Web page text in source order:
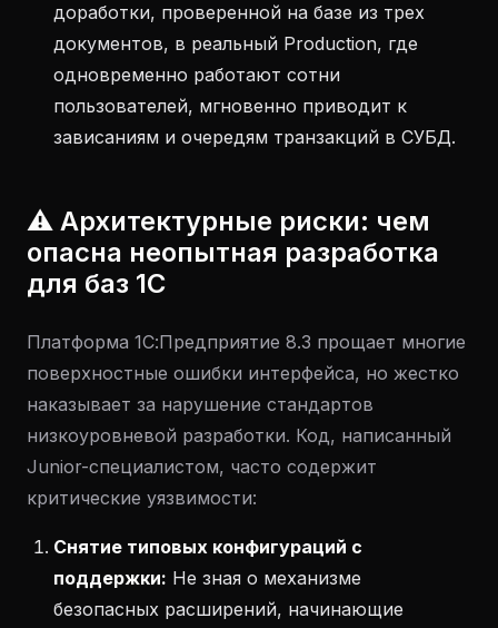
доработки, проверенной на базе из трех
документов, в реальный Production, где
одновременно работают сотни
пользователей, мгновенно приводит к
зависаниям и очередям транзакций в СУБД.
⚠️ Архитектурные риски: чем
опасна неопытная разработка
для баз 1С
Платформа 1С:Предприятие 8.3 прощает многие
поверхностные ошибки интерфейса, но жестко
наказывает за нарушение стандартов
низкоуровневой разработки. Код, написанный
Junior-специалистом, часто содержит
критические уязвимости:
Снятие типовых конфигураций с
поддержки: Не зная о механизме
безопасных расширений, начинающие